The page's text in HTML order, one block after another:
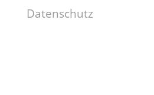
Datenschutz